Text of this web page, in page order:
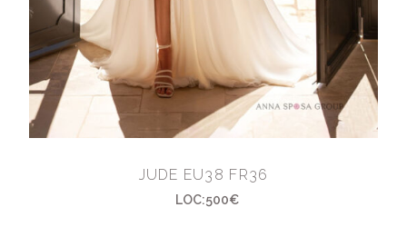
JUDE EU38 FR36
LOC:500€